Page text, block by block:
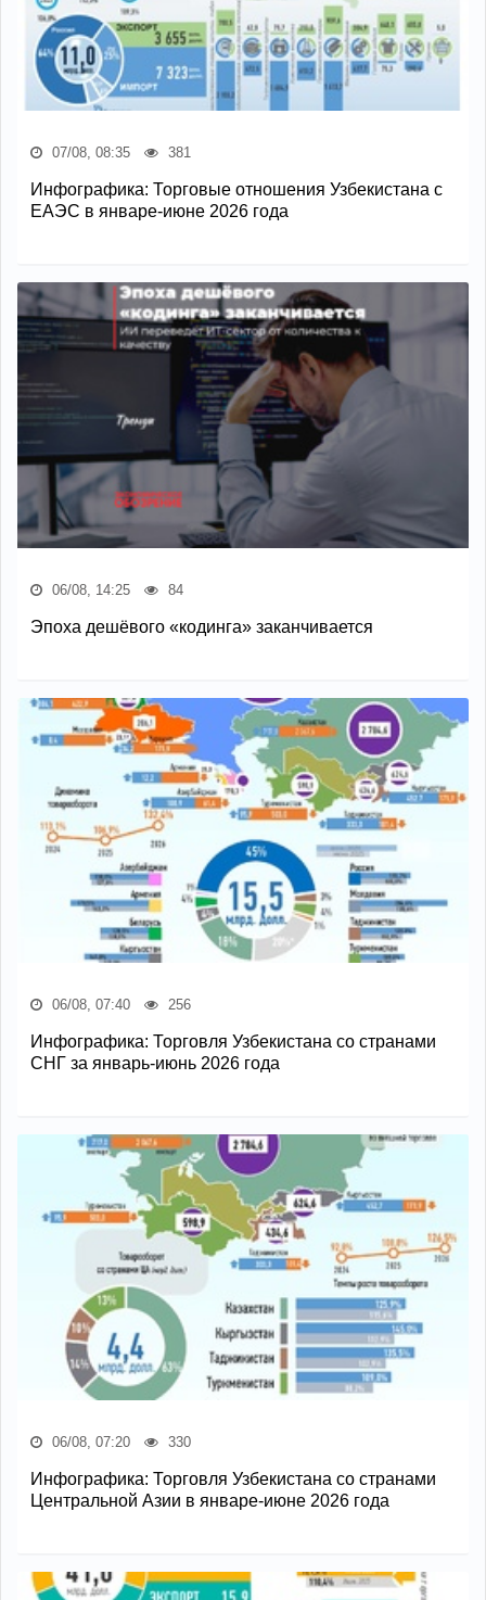
07/08, 08:35 381
Инфографика: Торговые отношения Узбекистана с
ЕАЭС в январе-июне 2026 года
06/08, 14:25 84
Эпоха дешёвого «кодинга» заканчивается
06/08, 07:40 256
Инфографика: Торговля Узбекистана со странами
СНГ за январь-июнь 2026 года
06/08, 07:20 330
Инфографика: Торговля Узбекистана со странами
Центральной Азии в январе-июне 2026 года